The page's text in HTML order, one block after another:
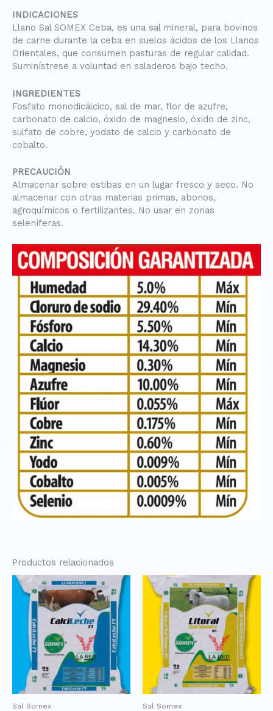
INDICACIONES
Llano Sal SOMEX Ceba, es una sal mineral, para bovinos
de carne durante la ceba en suelos ácidos de los Llanos
Orientales, que consumen pasturas de regular calidad.
Suminístrese a voluntad en saladeros bajo techo.
INGREDIENTES
Fosfato monodicálcico, sal de mar, flor de azufre,
carbonato de calcio, óxido de magnesio, óxido de zinc,
sulfato de cobre, yodato de calcio y carbonato de
cobalto.
PRECAUCIÓN
Almacenar sobre estibas en un lugar fresco y seco. No
almacenar con otras materias primas, abonos,
agroquímicos o fertilizantes. No usar en zonas
seleníferas.
Productos relacionados
Sal Somex Sal Somex